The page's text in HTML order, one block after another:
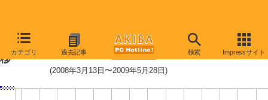
カテゴリ 過去記事 検索 Impressサイト
WD20EADS (2TB,32MB)の価格推
移
(2008年3月13日〜2009年5月28日)